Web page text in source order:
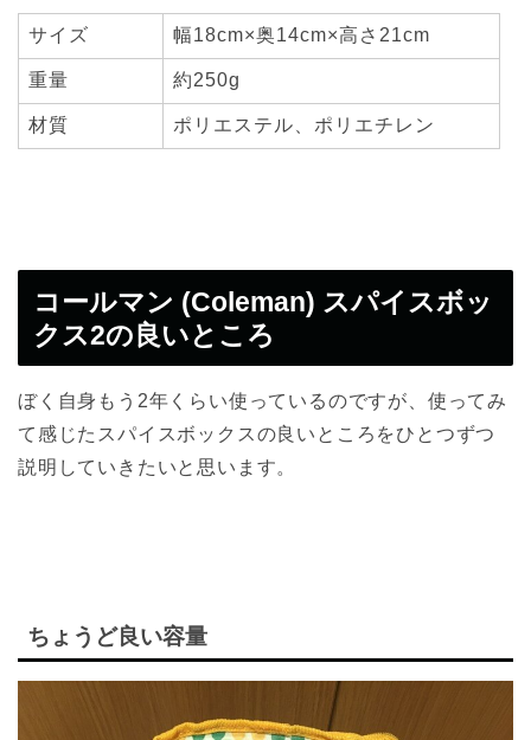
サイズ 幅18cm×奥14cm×高さ21cm
重量 約250g
材質 ポリエステル、ポリエチレン
コールマン (Coleman) スパイスボッ
クス2の良いところ
ぼく自身もう2年くらい使っているのですが、使ってみ
て感じたスパイスボックスの良いところをひとつずつ
説明していきたいと思います。
ちょうど良い容量